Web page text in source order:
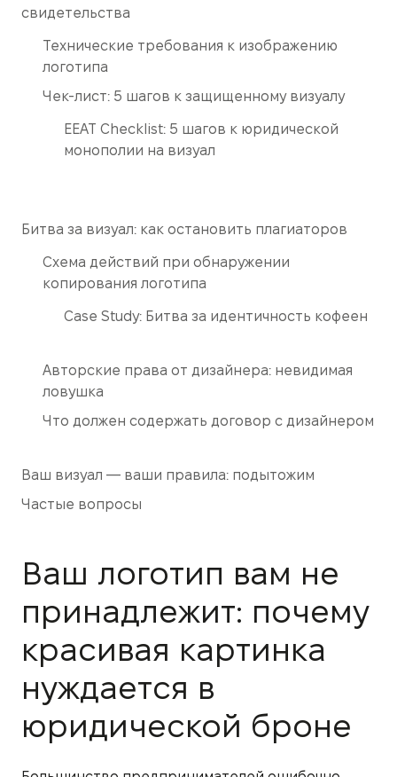
свидетельства
Технические требования к изображению
логотипа
Чек-лист: 5 шагов к защищенному визуалу
EEAT Checklist: 5 шагов к юридической
монополии на визуал
Битва за визуал: как остановить плагиаторов
Схема действий при обнаружении
копирования логотипа
Case Study: Битва за идентичность кофеен
Авторские права от дизайнера: невидимая
ловушка
Что должен содержать договор с дизайнером
Ваш визуал — ваши правила: подытожим
Частые вопросы
Ваш логотип вам не
принадлежит: почему
красивая картинка
нуждается в
юридической броне